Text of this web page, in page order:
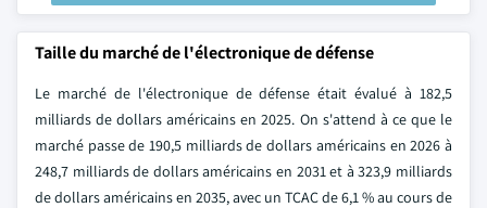
Taille du marché de l'électronique de défense
Le marché de l'électronique de défense était évalué à 182,5
milliards de dollars américains en 2025. On s'attend à ce que le
marché passe de 190,5 milliards de dollars américains en 2026 à
248,7 milliards de dollars américains en 2031 et à 323,9 milliards
de dollars américains en 2035, avec un TCAC de 6,1 % au cours de